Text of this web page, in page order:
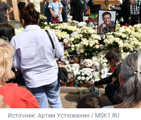
Источник: Артем Устюжанин / MSK1.RU